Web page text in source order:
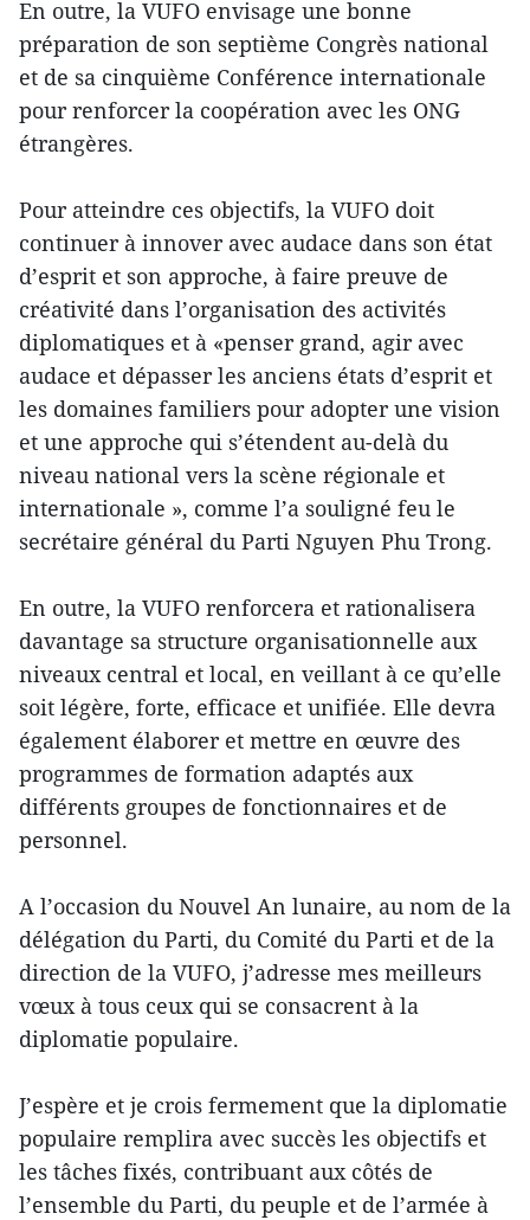
En outre, la VUFO envisage une bonne
préparation de son septième Congrès national
et de sa cinquième Conférence internationale
pour renforcer la coopération avec les ONG
étrangères.
Pour atteindre ces objectifs, la VUFO doit
continuer à innover avec audace dans son état
d’esprit et son approche, à faire preuve de
créativité dans l’organisation des activités
diplomatiques et à «penser grand, agir avec
audace et dépasser les anciens états d’esprit et
les domaines familiers pour adopter une vision
et une approche qui s’étendent au-delà du
niveau national vers la scène régionale et
internationale », comme l’a souligné feu le
secrétaire général du Parti Nguyen Phu Trong.
En outre, la VUFO renforcera et rationalisera
davantage sa structure organisationnelle aux
niveaux central et local, en veillant à ce qu’elle
soit légère, forte, efficace et unifiée. Elle devra
également élaborer et mettre en œuvre des
programmes de formation adaptés aux
différents groupes de fonctionnaires et de
personnel.
A l’occasion du Nouvel An lunaire, au nom de la
délégation du Parti, du Comité du Parti et de la
direction de la VUFO, j’adresse mes meilleurs
vœux à tous ceux qui se consacrent à la
diplomatie populaire.
J’espère et je crois fermement que la diplomatie
populaire remplira avec succès les objectifs et
les tâches fixés, contribuant aux côtés de
l’ensemble du Parti, du peuple et de l’armée à